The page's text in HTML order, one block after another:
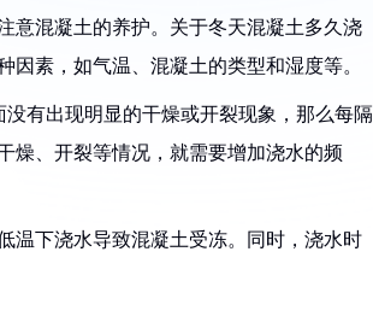
意混凝土的养护。关于冬天混凝土多久浇
素，如气温、混凝土的类型和湿度等。
有出现明显的干燥或开裂现象，那么每隔
燥、开裂等情况，就需要增加浇水的频
温下浇水导致混凝土受冻。同时，浇水时